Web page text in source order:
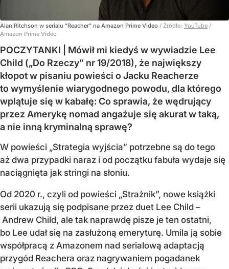
Alan Ritchson w serialu "Reacher" na Amazon Prime Video / Źródło: YouTube /
Amazon Prime Video
POCZYTANKI | Mówił mi kiedyś w wywiadzie Lee
Child („Do Rzeczy” nr 19/2018), że największy
kłopot w pisaniu powieści o Jacku Reacherze
to wymyślenie wiarygodnego powodu, dla którego
wplątuje się w kabałę: Co sprawia, że wędrujący
przez Amerykę nomad angażuje się akurat w taką,
a nie inną kryminalną sprawę?
W powieści „Strategia wyjścia” potrzebne są do tego
aż dwa przypadki naraz i od początku fabuła wydaje się
naciągnięta jak stringi na słoniu.
Od 2020 r., czyli od powieści „Strażnik”, nowe książki
serii ukazują się podpisane przez duet Lee Child –
Andrew Child, ale tak naprawdę pisze je ten ostatni,
bo Lee udał się na zasłużoną emeryturę. Umila ją sobie
współpracą z Amazonem nad serialową adaptacją
przygód Reachera oraz nagrywaniem pogadanek